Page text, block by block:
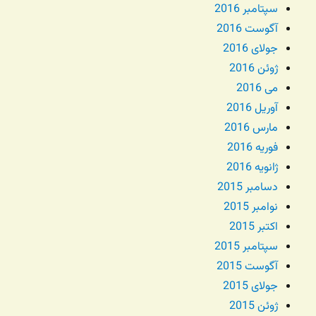
سپتامبر 2016
آگوست 2016
جولای 2016
ژوئن 2016
می 2016
آوریل 2016
مارس 2016
فوریه 2016
ژانویه 2016
دسامبر 2015
نوامبر 2015
اکتبر 2015
سپتامبر 2015
آگوست 2015
جولای 2015
ژوئن 2015